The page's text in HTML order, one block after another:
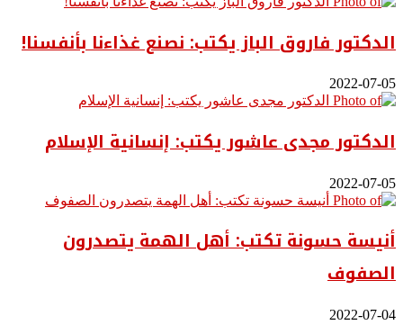
الدكتور فاروق الباز يكتب: نصنع غذاءنا بأنفسنا!
2022-07-05
الدكتور مجدى عاشور يكتب: إنسانية الإسلام
2022-07-05
أنيسة حسونة تكتب: أهل الهمة يتصدرون
الصفوف
2022-07-04